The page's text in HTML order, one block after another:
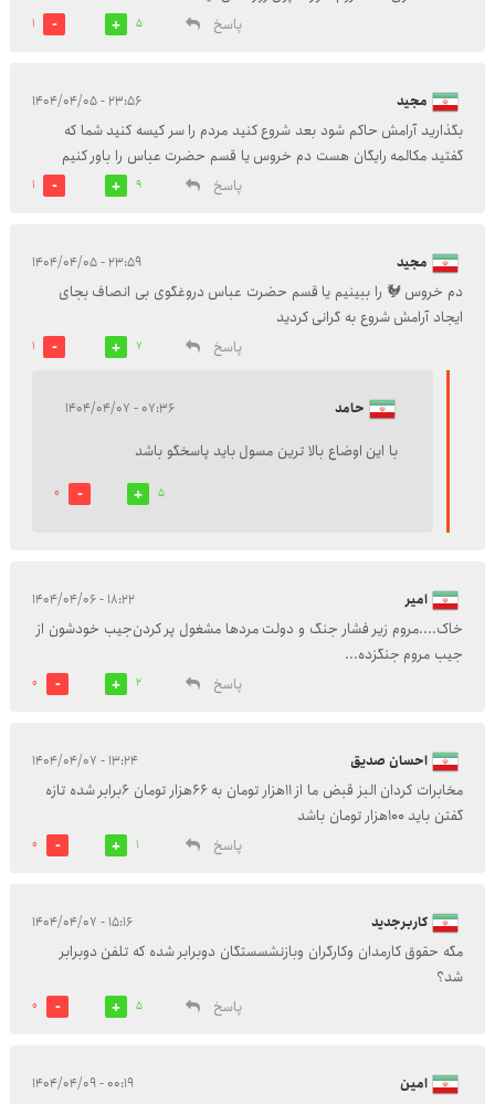
پاسخ
5
1
مجید ۲۳:۵۶ - ۱۴۰۴/۰۴/۰۵
بگذارید آرامش حاکم شود بعد شروع کنید مردم را سر کیسه کنید شما که
گفتید مکالمه رایگان هست دم خروس یا قسم حضرت عباس را باور کنیم
پاسخ
9
1
مجید ۲۳:۵۹ - ۱۴۰۴/۰۴/۰۵
دم خروس 🐓 را ببینیم یا قسم حضرت عباس دروغگوی بی انصاف بجای
ایجاد آرامش شروع به گرانی کردید
پاسخ
7
1
حامد ۰۷:۳۶ - ۱۴۰۴/۰۴/۰۷
با این اوضاع بالا ترین مسول باید پاسخگو باشد
5
0
امیر ۱۸:۲۲ - ۱۴۰۴/۰۴/۰۶
خاک....مروم زیر فشار جنگ و دولت مردها مشغول پر کردن‌جیب خودشون از
جیب مروم جنگزده...
پاسخ
2
0
احسان صدیق ۱۳:۲۴ - ۱۴۰۴/۰۴/۰۷
مخابرات کردان البز قبض ما از ۱۱هزار تومان به ۶۶هزار تومان ۶برابر شده تازه
گفتن باید ۱۰۰هزار تومان باشد
پاسخ
1
0
کاربرجدید ۱۵:۱۶ - ۱۴۰۴/۰۴/۰۷
مگه حقوق کارمدان وکارگران وبازنشسستگان دوبرابر شده که تلفن دوبرابر
شد؟
پاسخ
5
0
امین ۰۰:۱۹ - ۱۴۰۴/۰۴/۰۹